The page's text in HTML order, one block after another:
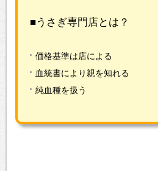
■うさぎ専門店とは？
価格基準は店による
血統書により親を知れる
純血種を扱う